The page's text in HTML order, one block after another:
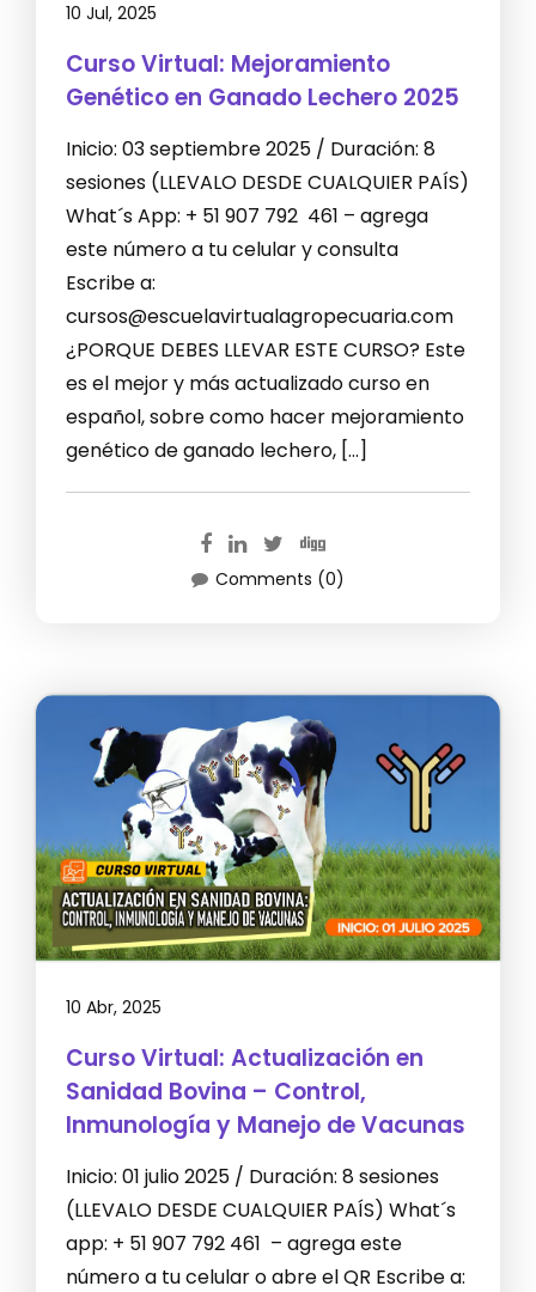
10 Jul, 2025
Curso Virtual: Mejoramiento
Genético en Ganado Lechero 2025
Inicio: 03 septiembre 2025 / Duración: 8
sesiones (LLEVALO DESDE CUALQUIER PAÍS)
What´s App: + 51 907 792 461 – agrega
este número a tu celular y consulta
Escribe a:
cursos@escuelavirtualagropecuaria.com
¿PORQUE DEBES LLEVAR ESTE CURSO? Este
es el mejor y más actualizado curso en
español, sobre como hacer mejoramiento
genético de ganado lechero, […]
Comments (0)
10 Abr, 2025
Curso Virtual: Actualización en
Sanidad Bovina – Control,
Inmunología y Manejo de Vacunas
Inicio: 01 julio 2025 / Duración: 8 sesiones
(LLEVALO DESDE CUALQUIER PAÍS) What´s
app: + 51 907 792 461 – agrega este
número a tu celular o abre el QR Escribe a: